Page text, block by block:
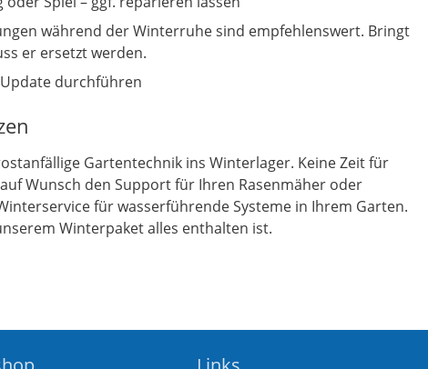
während der Winterruhe sind empfehlenswert. Bringt
er ersetzt werden.
durchführen
Gartentechnik ins Winterlager. Keine Zeit für
Wunsch den Support für Ihren Rasenmäher oder
für wasserführende Systeme in Ihrem Garten.
Winterpaket alles enthalten ist.